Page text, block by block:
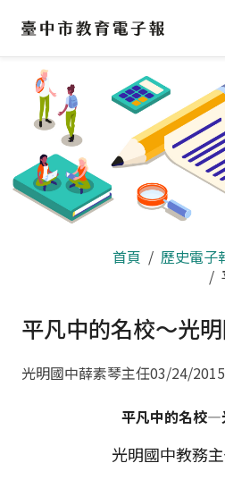
區
首頁 歷史電子
平凡中的名校～光
光明國中薛素琴主任03/24/2015
平凡中的名校—
光明國中教務